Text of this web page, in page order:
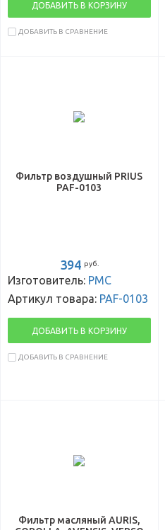
ДОБАВИТЬ В КОРЗИНУ
ДОБАВИТЬ В СРАВНЕНИЕ
Фильтр воздушный PRIUS
PAF-0103
394 руб.
Изготовитель: PMC
Артикул товара: PAF-0103
ДОБАВИТЬ В КОРЗИНУ
ДОБАВИТЬ В СРАВНЕНИЕ
Фильтр масляный AURIS,